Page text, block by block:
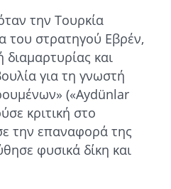
την Τουρκία
του στρατηγού Εβρέν,
και
για τη γνωστή
(«Aydünlar
κριτική στο
την επαναφορά της
φυσικά δίκη και